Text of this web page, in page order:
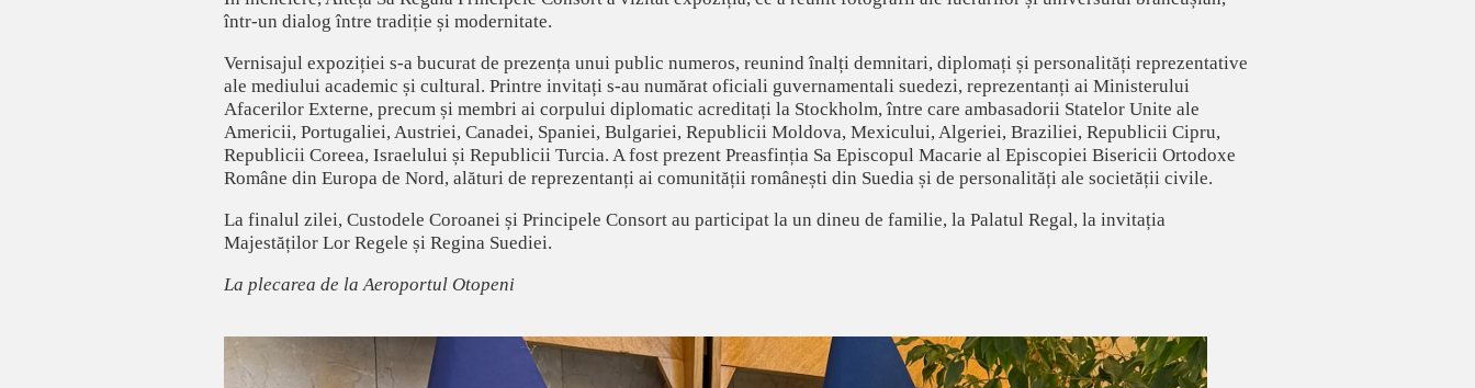
într-un dialog între tradiție și modernitate.
Vernisajul expoziției s-a bucurat de prezența unui public numeros, reunind înalți demnitari, diplomați și personalități reprezentative
ale mediului academic și cultural. Printre invitați s-au numărat oficiali guvernamentali suedezi, reprezentanți ai Ministerului
Afacerilor Externe, precum și membri ai corpului diplomatic acreditați la Stockholm, între care ambasadorii Statelor Unite ale
Americii, Portugaliei, Austriei, Canadei, Spaniei, Bulgariei, Republicii Moldova, Mexicului, Algeriei, Braziliei, Republicii Cipru,
Republicii Coreea, Israelului și Republicii Turcia. A fost prezent Preasfinția Sa Episcopul Macarie al Episcopiei Bisericii Ortodoxe
Române din Europa de Nord, alături de reprezentanți ai comunității românești din Suedia și de personalități ale societății civile.
La finalul zilei, Custodele Coroanei și Principele Consort au participat la un dineu de familie, la Palatul Regal, la invitația
Majestăților Lor Regele și Regina Suediei.
La plecarea de la Aeroportul Otopeni